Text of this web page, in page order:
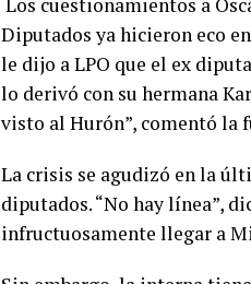
Diputados ya hicieron eco
le dijo a LPO que el ex
lo derivó con su hermana
visto al Hurón”, comentó la
La crisis se agudizó en la
diputados. “No hay línea”,
infructuosamente llegar a